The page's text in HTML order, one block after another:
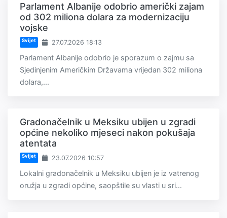
Parlament Albanije odobrio američki zajam
od 302 miliona dolara za modernizaciju
vojske
Svijet 27.07.2026 18:13
Parlament Albanije odobrio je sporazum o zajmu sa
Sjedinjenim Američkim Državama vrijedan 302 miliona
dolara,...
Gradonačelnik u Meksiku ubijen u zgradi
općine nekoliko mjeseci nakon pokušaja
atentata
Svijet 23.07.2026 10:57
Lokalni gradonačelnik u Meksiku ubijen je iz vatrenog
oružja u zgradi općine, saopštile su vlasti u sri...